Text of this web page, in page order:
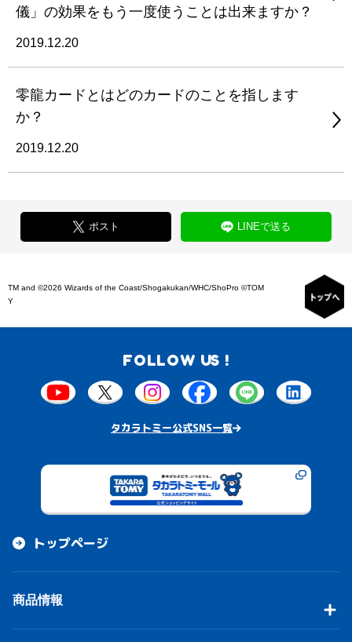
儀」の効果をもう一度使うことは出来ますか？
2019.12.20
零龍カードとはどのカードのことを指します
か？
2019.12.20
ポスト LINEで送る
TM and ©2026 Wizards of the Coast/Shogakukan/WHC/ShoPro ©TOM
Y
FOLLOW US !
タカラトミー公式SNS一覧
トップページ
商品情報